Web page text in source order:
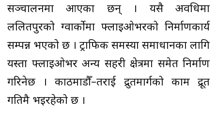
सञ्चालनमा आएका छन् । यसै अवधिमा
ललितपुरको ग्वार्कोमा फ्लाइओभरको निर्माणकार्य
सम्पन्न भएको छ । ट्राफिक समस्या समाधानका लागि
यस्ता फ्लाइओभर अन्य सहरी क्षेत्रमा समेत निर्माण
गरिनेछ । काठमाडौँ–तराई द्रुतमार्गको काम द्रूत
गतिमै भइरहेको छ ।